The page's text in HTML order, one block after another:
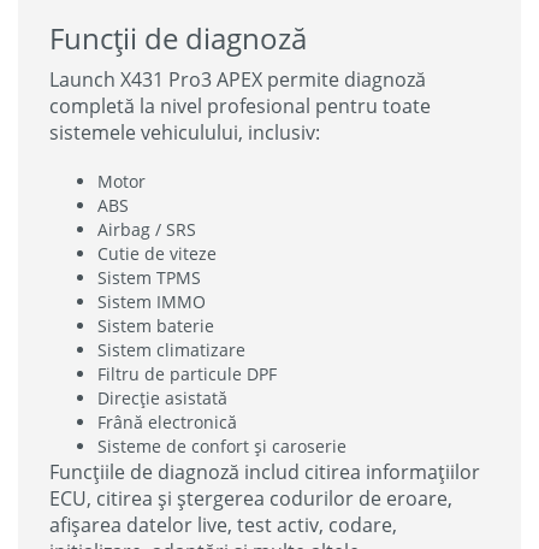
Funcții de diagnoză
Launch X431 Pro3 APEX permite diagnoză
completă la nivel profesional pentru toate
sistemele vehiculului, inclusiv:
Motor
ABS
Airbag / SRS
Cutie de viteze
Sistem TPMS
Sistem IMMO
Sistem baterie
Sistem climatizare
Filtru de particule DPF
Direcție asistată
Frână electronică
Sisteme de confort și caroserie
Funcțiile de diagnoză includ citirea informațiilor
ECU, citirea și ștergerea codurilor de eroare,
afișarea datelor live, test activ, codare,